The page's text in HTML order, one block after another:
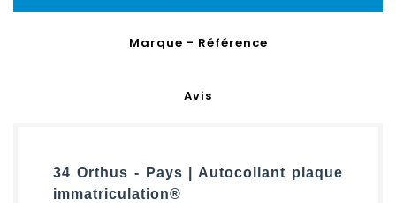
Marque - Référence
Avis
34 Orthus - Pays | Autocollant plaque
immatriculation®